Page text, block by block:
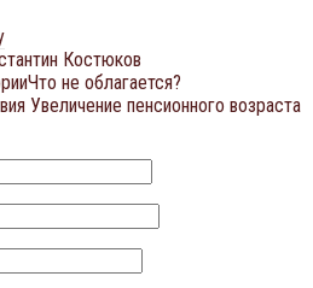
Костюков
не облагается?
Увеличение пенсионного возраста